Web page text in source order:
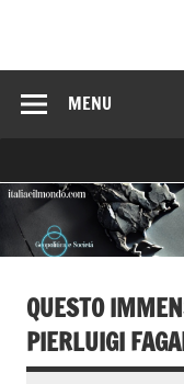
MENU
QUESTO
PIERLUIGI